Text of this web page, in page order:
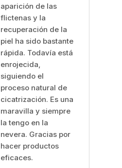
aparición de las
flictenas y la
recuperación de la
piel ha sido bastante
rápida. Todavía está
enrojecida,
siguiendo el
proceso natural de
cicatrización. Es una
maravilla y siempre
la tengo en la
nevera. Gracias por
hacer productos
eficaces.